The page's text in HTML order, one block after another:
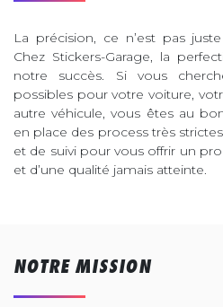
La précision, ce n’est pas
Chez Stickers-Garage, la
notre succès. Si vous
possibles pour votre voiture,
autre véhicule, vous êtes au
en place des process très
et de suivi pour vous offrir un
et d’une qualité jamais atteinte.
NOTRE MISSION